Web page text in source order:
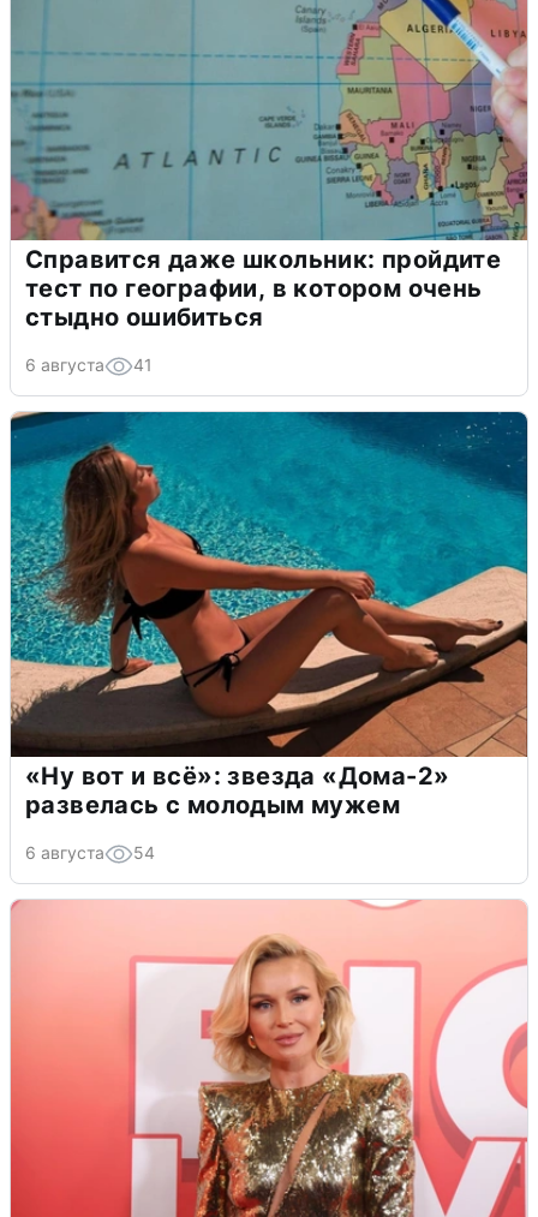
Справится даже школьник: пройдите
тест по географии, в котором очень
стыдно ошибиться
6 августа 41
«Ну вот и всё»: звезда «Дома-2»
развелась с молодым мужем
6 августа 54